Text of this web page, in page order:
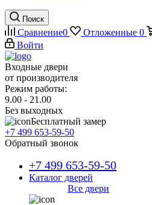
Поиск
Сравнение0 Отложенные 0
Войти
Входные двери
от производителя
Режим работы:
9.00 - 21.00
Без выходных
Бесплатный замер
+7 499 653-59-50
Обратный звонок
+7 499 653-59-50
Каталог дверей
Все двери